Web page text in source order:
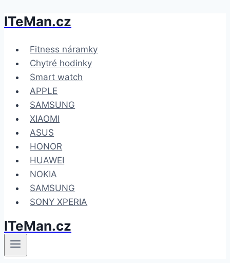
Přeskočit
obsah
ITeMan.cz
Fitness náramky
Chytré hodinky
Smart watch
APPLE
SAMSUNG
XIAOMI
ASUS
HONOR
HUAWEI
NOKIA
SAMSUNG
SONY XPERIA
ITeMan.cz